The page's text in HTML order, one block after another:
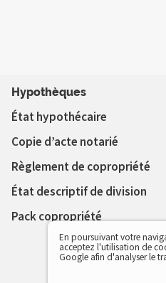
En poursuivant votre
acceptez l'utilisation de
Google afin d'analyser le
Hypothèques
État hypothécaire
Copie d’acte notarié
Règlement de copropriété
État descriptif de division
Pack copropriété